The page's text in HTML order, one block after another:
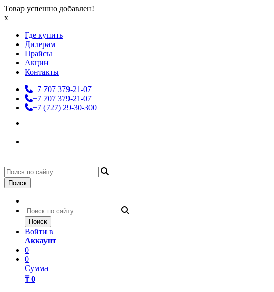
Товар успешно добавлен!
x
Где купить
Дилерам
Прайсы
Акции
Контакты
+7 707 379-21-07
+7 707 379-21-07
+7 (727) 29-30-300
Поиск
Поиск
Войти в
Аккаунт
0
0
Сумма
₸ 0